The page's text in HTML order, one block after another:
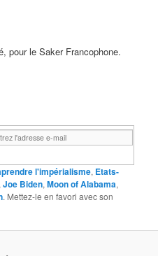
pour le Saker Francophone.
l'impérialisme, Etats-
,Joe Biden,Moon of Alabama,
. Mettez-le en favori avec son